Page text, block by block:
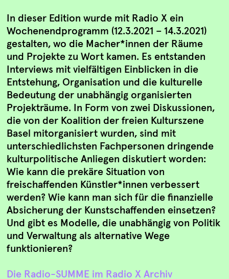
In dieser Edition wurde mit Radio X ein
Wochenendprogramm (12.3.2021 – 14.3.2021)
gestalten, wo die Macher*innen der Räume
und Projekte zu Wort kamen. Es entstanden
Interviews mit vielfältigen Einblicken in die
Entstehung, Organisation und die kulturelle
Bedeutung der unabhängig organisierten
Projekträume. In Form von zwei Diskussionen,
die von der Koalition der freien Kulturszene
Basel mitorganisiert wurden, sind mit
unterschiedlichsten Fachpersonen dringende
kulturpolitische Anliegen diskutiert worden:
Wie kann die prekäre Situation von
freischaffenden Künstler*innen verbessert
werden? Wie kann man sich für die finanzielle
Absicherung der Kunstschaffenden einsetzen?
Und gibt es Modelle, die unabhängig von Politik
und Verwaltung als alternative Wege
funktionieren?
Die Radio-SUMME im Radio X Archiv